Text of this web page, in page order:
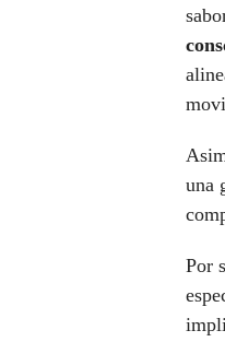
una
Por